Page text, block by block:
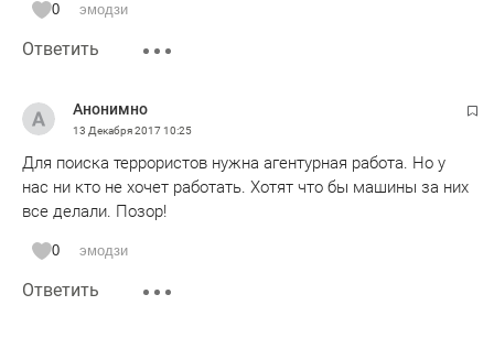
0 эмодзи
Ответить
Анонимно
13 Декабря 201710:25
Для поиска террористов нужна агентурная работа. Но у
нас ни кто не хочет работать. Хотят что бы машины за них
все делали. Позор!
0 эмодзи
Ответить